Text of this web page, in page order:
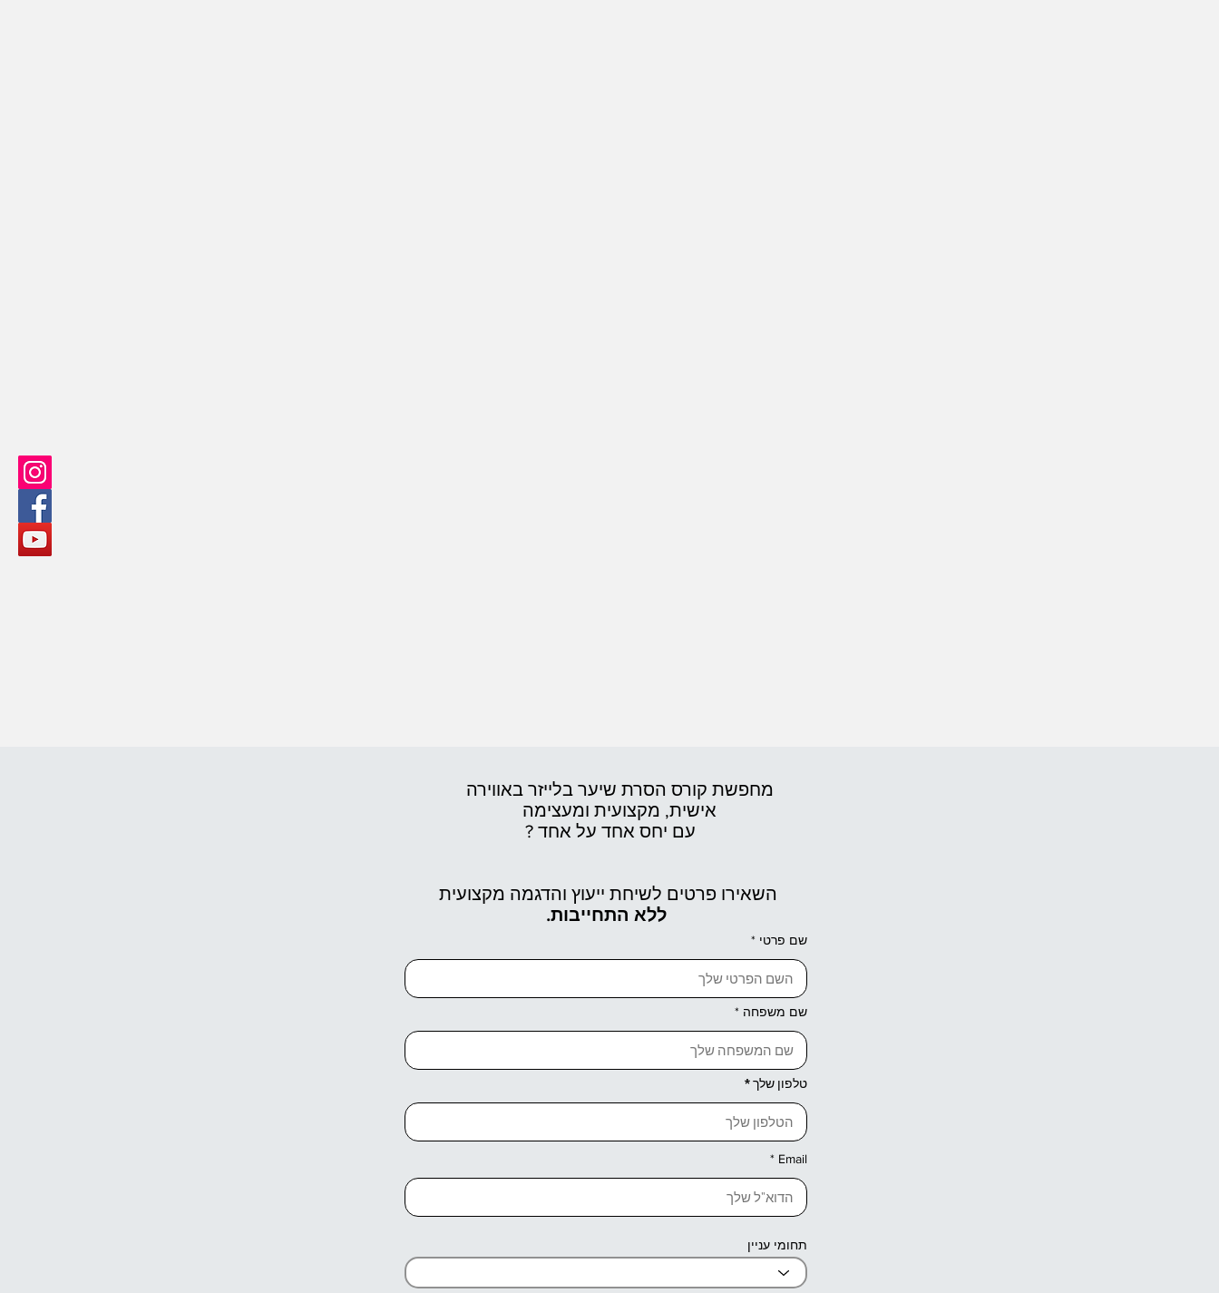
מחפשת קורס הסרת שיער בלייזר באווירה
אישית, מקצועית ומעצימה
עם יחס אחד על אחד ?
השאירו פרטים לשיחת ייעוץ והדגמה מקצועית
ללא התחייבות.
שם פרטי
שם משפחה
טלפון שלך
Email
תחומי עניין